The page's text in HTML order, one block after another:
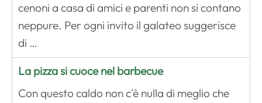
cenoni a casa di amici e parenti non si contano
neppure. Per ogni invito il galateo suggerisce
di …
La pizza si cuoce nel barbecue
Con questo caldo non c'è nulla di meglio che